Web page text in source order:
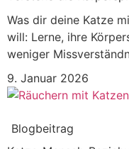
Was dir deine Katze
will: Lerne, ihre
weniger
9. Januar 2026
Blogbeitrag